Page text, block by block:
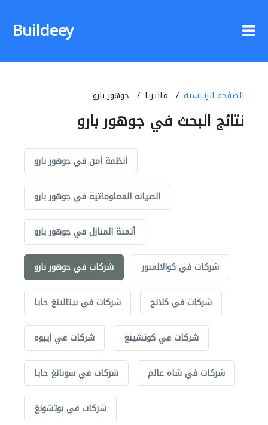
Buildeey
الصفحة الرئيسية ماليزيا جوهور بارو
نتائج البحث في جوهور بارو
أنظمة أمن في جوهور بارو
الصيانة المعلوماتية في جوهور بارو
أتمتة المنازل في جوهور بارو
شركات في جوهور بارو شركات في كوالالمبور
شركات في بيتالينغ جايا شركات في كلانج
شركات في ايبوه شركات في كوتشينغ
شركات في سوبانغ جايا شركات في شاه عالم
شركات في بوتشونغ